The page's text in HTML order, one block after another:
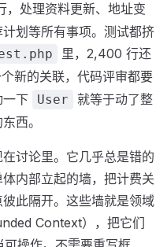
，处理资料更新、地址变
划等所有事项。测试都挤
里，2,400 行还
新的关联，代码评审都要
下
User
就等于动了整
西。
讨论里。它几乎总是错的
内部立起的墙，把计费关
此隔开。这些墙就是领域
Context），把它们